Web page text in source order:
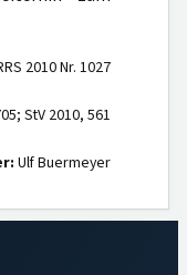
2010 Nr. 1027
StV 2010, 561
Ulf Buermeyer